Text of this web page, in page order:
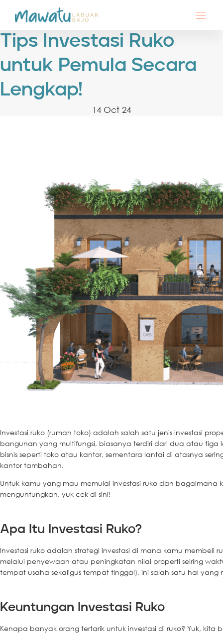
Tips Investasi Ruko
untuk Pemula Secara
Lengkap!
14 Oct 24
Investasi ruko (rumah toko) adalah salah satu jenis investasi
bangunan yang multifungsi, biasanya terdiri dari dua atau
bisnis seperti toko atau kantor, sementara lantai di atasnya
kantor tambahan.
Untuk kamu yang mau memulai investasi ruko dan
menguntungkan, yuk cek di sini!
Apa Itu Investasi Ruko?
Investasi ruko adalah strategi investasi di mana kamu
melalui penyewaan atau peningkatan nilai properti seiring
tempat usaha sekaligus tempat tinggal), ini salah satu hal
Keuntungan Investasi Ruko
Kenapa banyak orang tertarik untuk investasi di ruko? Yuk,